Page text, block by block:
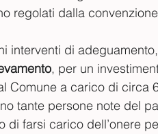
regolati dalla
interventi di
, per un
Comune a carico di circa
tante persone note del
di farsi carico dell’onere